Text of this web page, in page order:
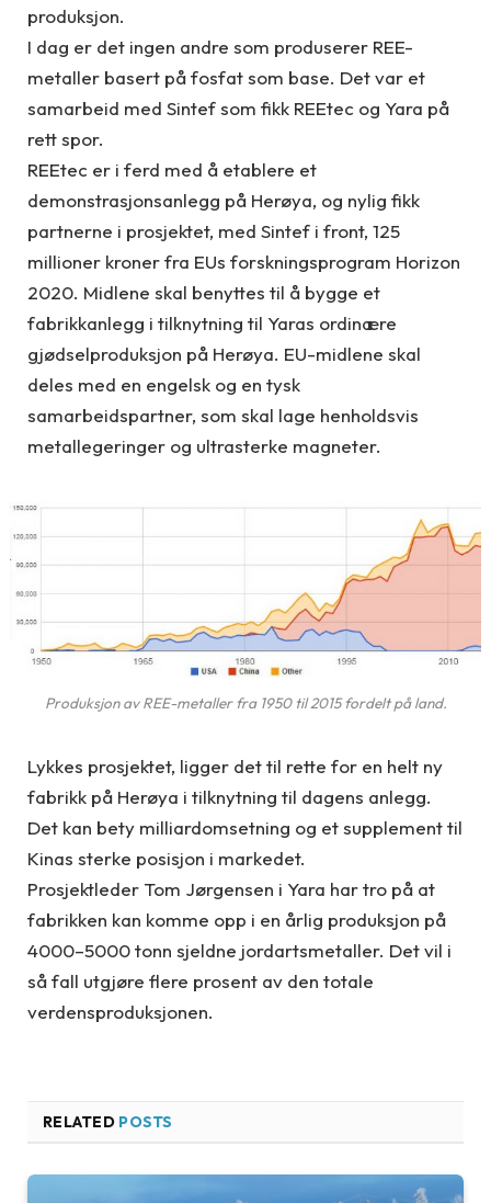
produksjon.
I dag er det ingen andre som produserer REE-
metaller basert på fosfat som base. Det var et
samarbeid med Sintef som fikk REEtec og Yara på
rett spor.
REEtec er i ferd med å etablere et
demonstrasjonsanlegg på Herøya, og nylig fikk
partnerne i prosjektet, med Sintef i front, 125
millioner kroner fra EUs forskningsprogram Horizon
2020. Midlene skal benyttes til å bygge et
fabrikkanlegg i tilknytning til Yaras ordinære
gjødselproduksjon på Herøya. EU-midlene skal
deles med en engelsk og en tysk
samarbeidspartner, som skal lage henholdsvis
metallegeringer og ultrasterke magneter.
Produksjon av REE-metaller fra 1950 til 2015 fordelt på land.
Lykkes prosjektet, ligger det til rette for en helt ny
fabrikk på Herøya i tilknytning til dagens anlegg.
Det kan bety milliardomsetning og et supplement til
Kinas sterke posisjon i markedet.
Prosjektleder Tom Jørgensen i Yara har tro på at
fabrikken kan komme opp i en årlig produksjon på
4000–5000 tonn sjeldne jordartsmetaller. Det vil i
så fall utgjøre flere prosent av den totale
verdensproduksjonen.
RELATED POSTS